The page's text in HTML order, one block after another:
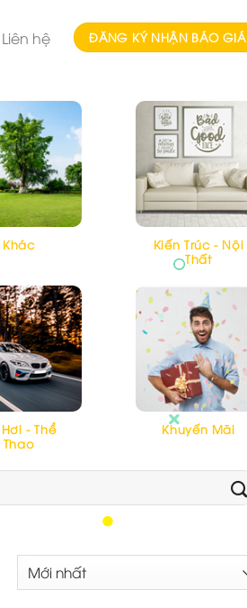
Liên hệ ĐĂNG KÝ NHẬN BÁO GIÁ
Khác
Kiến Trúc - Nội
Thất
- Thể
Thao
Khuyến Mãi